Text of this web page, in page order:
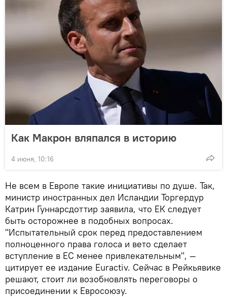
Как Макрон вляпался в историю
4 июня, 10:16
Не всем в Европе такие инициативы по душе. Так,
министр иностранных дел Исландии Торгердур
Катрин Гуннарсдоттир заявила, что ЕК следует
быть осторожнее в подобных вопросах.
"Испытательный срок перед предоставлением
полноценного права голоса и вето сделает
вступление в ЕС менее привлекательным", —
цитирует ее издание Euractiv. Сейчас в Рейкьявике
решают, стоит ли возобновлять переговоры о
присоединении к Евросоюзу.